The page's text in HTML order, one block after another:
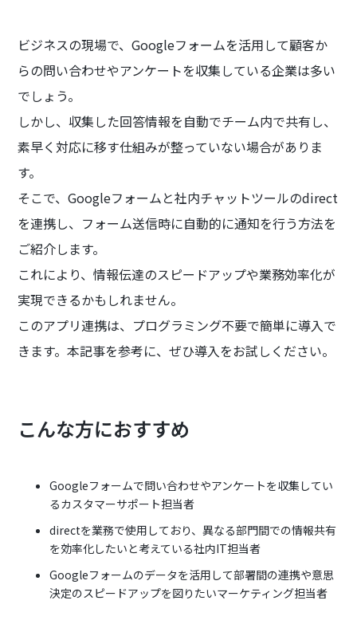
ビジネスの現場で、Googleフォームを活用して顧客か
らの問い合わせやアンケートを収集している企業は多い
でしょう。
しかし、収集した回答情報を自動でチーム内で共有し、
素早く対応に移す仕組みが整っていない場合がありま
す。
そこで、Googleフォームと社内チャットツールのdirect
を連携し、フォーム送信時に自動的に通知を行う方法を
ご紹介します。
これにより、情報伝達のスピードアップや業務効率化が
実現できるかもしれません。
このアプリ連携は、プログラミング不要で簡単に導入で
きます。本記事を参考に、ぜひ導入をお試しください。
こんな方におすすめ
Googleフォームで問い合わせやアンケートを収集してい
るカスタマーサポート担当者
directを業務で使用しており、異なる部門間での情報共有
を効率化したいと考えている社内IT担当者
Googleフォームのデータを活用して部署間の連携や意思
決定のスピードアップを図りたいマーケティング担当者